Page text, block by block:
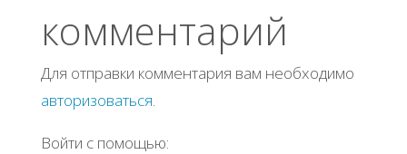
комментарий
Для отправки комментария вам необходимо
авторизоваться.
Войти с помощью: